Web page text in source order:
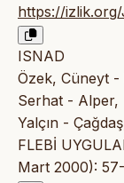
https://
ISNAD
Özek, Cüneyt
Serhat - Alper,
Yalçın -
FLEBİ
Mart 2000):